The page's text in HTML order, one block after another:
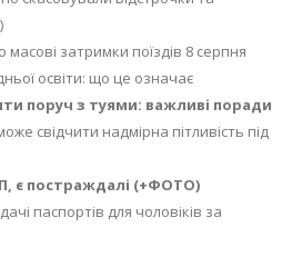
затримки поїздів 8 серпня
освіти: що це означає
поруч з туями: важливі поради
свідчити надмірна пітливість під
є постраждалі (+ФОТО)
паспортів для чоловіків за